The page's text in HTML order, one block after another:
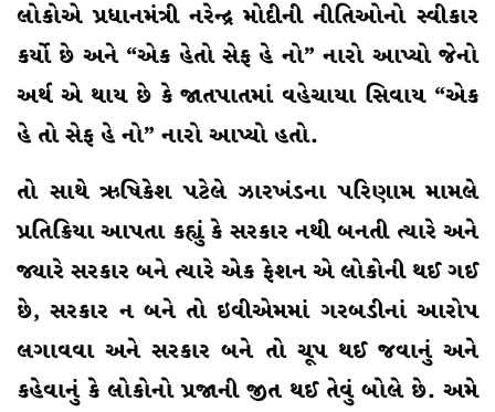
લોકોએ પ્રધાનમંત્રી નરેન્દ્ર મોદીની નીતિઓનો સ્વીકાર
કર્યો છે અને “એક હેતો સેફ હે નો” નારો આપ્યો જેનો
અર્થ એ થાય છે કે જાતપાતમાં વહેચાયા સિવાય “એક
હે તો સેફ હે નો” નારો આપ્યો હતો.
તો સાથે ઋષિકેશ પટેલે ઝારખંડના પરિણામ મામલે
પ્રતિક્રિયા આપતા કહ્યું કે સરકાર નથી બનતી ત્યારે અને
જ્યારે સરકાર બને ત્યારે એક ફેશન એ લોકોની થઈ ગઈ
છે, સરકાર ન બને તો ઇવીએમમાં ગરબડીનાં આરોપ
લગાવવા અને સરકાર બને તો ચૂપ થઈ જવાનું અને
કહેવાનું કે લોકોનો પ્રજાની જીત થઈ તેવું બોલે છે. અમે